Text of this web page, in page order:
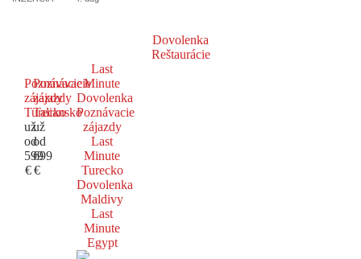
Dovolenka
Reštaurácie
Poznávacie
zájazdy
Turecko
už
od
599
€
Poznávacie
zájazdy
Taliansko
už
od
699
€
Last
Minute
Dovolenka
Poznávacie
zájazdy
Last
Minute
Turecko
Dovolenka
Maldivy
Last
Minute
Egypt